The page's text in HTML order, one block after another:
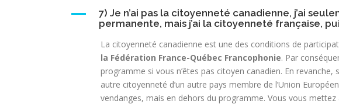
A
7) Je n’ai pas la citoyenneté canadienne, j’ai
permanente, mais j’ai la citoyenneté française,
La citoyenneté canadienne est une des conditions de
la Fédération France-Québec Francophonie. Par
programme si vous n’êtes pas citoyen canadien. En
autre citoyenneté d’un autre pays membre de l’Union
vendanges, mais en dehors du programme. Vous vous